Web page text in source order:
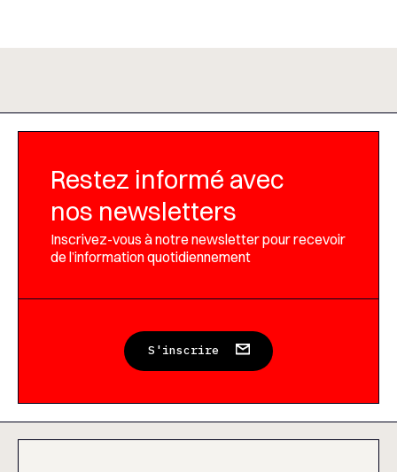
Restez informé avec
nos newsletters
Inscrivez-vous à notre newsletter pour recevoir
de l’information quotidiennement
S'inscrire